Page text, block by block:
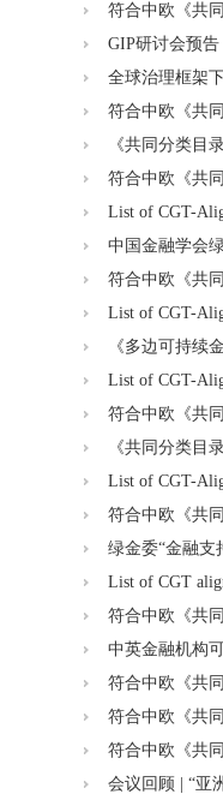
符合中欧《共
GIP研讨会预
全球治理框架
符合中欧《共
《共同分类目
符合中欧《共
List of CGT-
中国金融学会
符合中欧《共
List of CGT-
《多边可持续
List of CGT-
符合中欧《共
《共同分类目
List of CGT-
符合中欧《共
绿金委“金融支
List of CGT
符合中欧《共
中英金融机构
符合中欧《共
符合中欧《共
符合中欧《共
会议回顾 | “亚